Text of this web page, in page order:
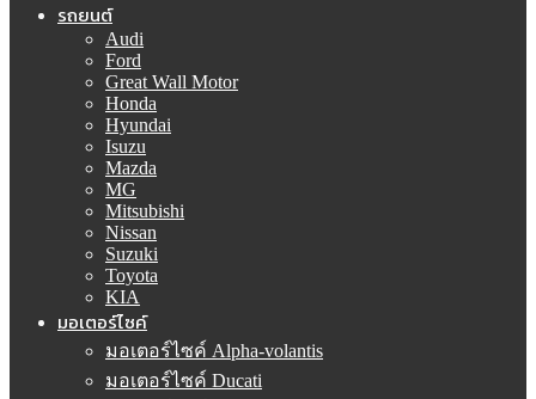
รถยนต์
Audi
Ford
Great Wall Motor
Honda
Hyundai
Isuzu
Mazda
MG
Mitsubishi
Nissan
Suzuki
Toyota
KIA
มอเตอร์ไซค์
มอเตอร์ไซค์ Alpha-volantis
มอเตอร์ไซค์ Ducati